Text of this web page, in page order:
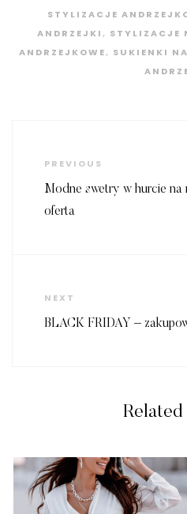
STYLIZACJE
ANDRZEJKI , STYLIZACJE
ANDRZEJKOWE, SUKIENKI
wpisu
Previous
Post
PREVIOUS
Modne swetry w hurcie na
oferta
Next
Post
NEXT
BLACK FRIDAY –
Related